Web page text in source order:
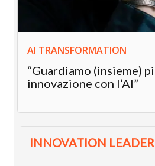
AI TRANSFORMATION
“Guardiamo (insieme)
innovazione con l’AI”
INNOVATION LEADER